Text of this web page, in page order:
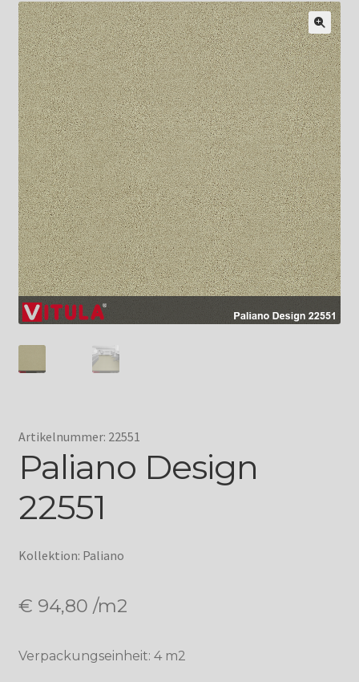
Artikelnummer: 22551
Paliano Design
22551
Kollektion: Paliano
€ 94,80 /m2
Verpackungseinheit: 4 m2